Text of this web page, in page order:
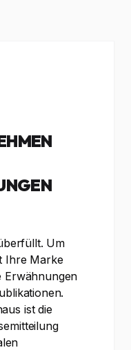
Um
Ihre Marke
Erwähnungen
ist die